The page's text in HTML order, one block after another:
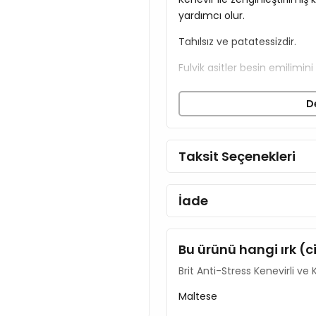
yardımcı olur.
Tahılsız ve patatessizdir.
Fulvik asitler besin emilimini
Antioksidan kaynağı olarak
Kollajen peptitler kas-
yardımcı olur.
Kenevir, öğelerin temel
ve yatıştırıcı özelliğe sahiptir.
İçerik
Taksit Seçenekleri
İade
Bu ürünü hangi ırk
Brit Anti-Stress Kenevirli ve
Maltese